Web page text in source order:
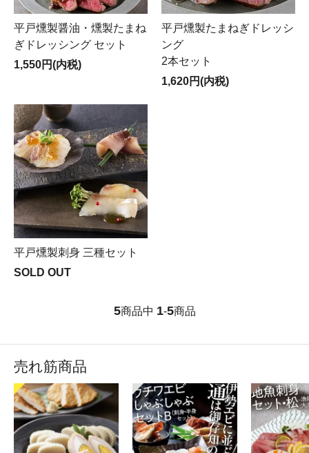
平戸燻製醤油・燻製たまね
ぎドレッシング セット
1,550円(内税)
平戸燻製たまねぎドレッシ
ング
2本セット
1,620円(内税)
平戸燻製刺身 三種セット
SOLD OUT
5商品中 1-5商品
売れ筋商品